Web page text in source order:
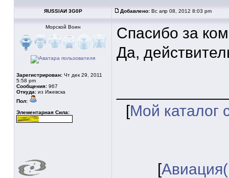
ЯUSSIAИ 3G0Р Добавлено: Вс апр 08, 2012 8:03 pm
Морской Воин
Зарегистрирован: Чт дек 29, 2011
5:58 pm
Сообщения: 967
Откуда: из Ижевска
Пол:
Элементарная Сила:
Спасибо за
Да,
[Мой каталог
[